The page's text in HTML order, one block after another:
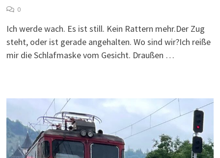
0
Ich werde wach. Es ist still. Kein Rattern mehr.Der Zug
steht, oder ist gerade angehalten. Wo sind wir?Ich reiße
mir die Schlafmaske vom Gesicht. Draußen …